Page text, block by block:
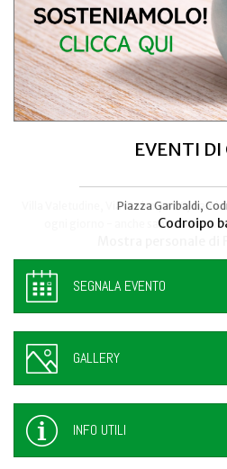
EVENTI DI
Villa Manin,
“Nuda Veritas” di
Piazza Garibaldi,
Codroipo
SEGNALA EVENTO
GALLERY
INFO UTILI